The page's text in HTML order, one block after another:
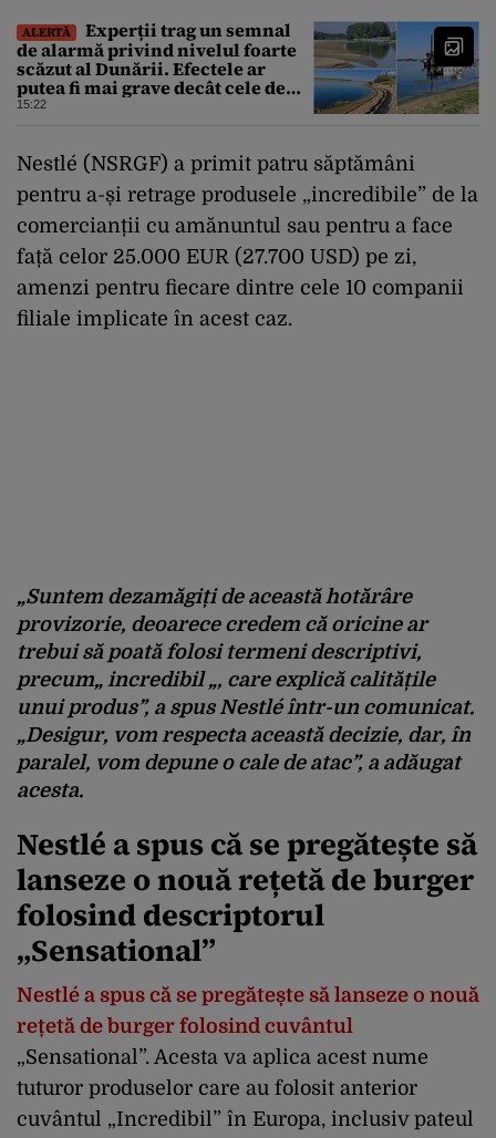
ALERTĂ
Experții trag un semnal
de alarmă privind nivelul foarte
scăzut al Dunării. Efectele ar
putea fi mai grave decât cele de
până acum
15:22
Nestlé (NSRGF) a primit patru săptămâni
pentru a-și retrage produsele „incredibile” de la
comercianții cu amănuntul sau pentru a face
față celor 25.000 EUR (27.700 USD) pe zi,
amenzi pentru fiecare dintre cele 10 companii
filiale implicate în acest caz.
„Suntem dezamăgiți de această hotărâre
provizorie, deoarece credem că oricine ar
trebui să poată folosi termeni descriptivi,
precum„ incredibil „, care explică calitățile
unui produs”, a spus Nestlé într-un comunicat.
„Desigur, vom respecta această decizie, dar, în
paralel, vom depune o cale de atac”, a adăugat
acesta.
Nestlé a spus că se pregătește să
lanseze o nouă rețetă de burger
folosind descriptorul
„Sensational”
Nestlé a spus că se pregătește să lanseze o nouă
rețetă de burger folosind cuvântul
„Sensational”. Acesta va aplica acest nume
tuturor produselor care au folosit anterior
cuvântul „Incredibil” în Europa, inclusiv pateul